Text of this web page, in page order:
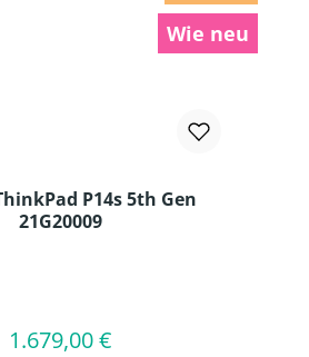
Wie neu
P14s 5th Gen
21G20009
Regulärer Preis:
1.679,00 €
den Warenkorb